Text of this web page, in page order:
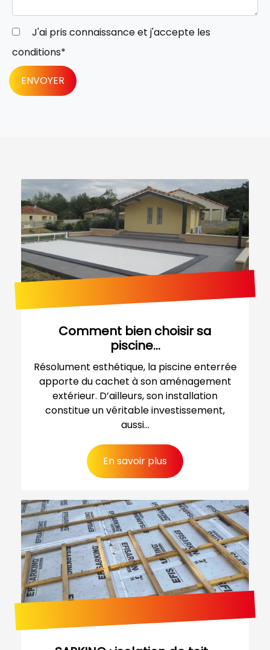
J'ai pris connaissance et j'accepte les
conditions*
ENVOYER
Comment bien choisir sa
piscine...
Résolument esthétique, la piscine enterrée
apporte du cachet à son aménagement
extérieur. D’ailleurs, son installation
constitue un véritable investissement,
aussi...
En savoir plus